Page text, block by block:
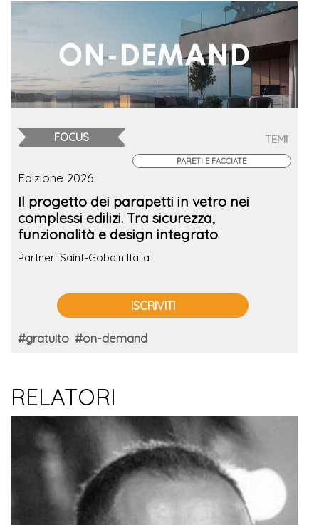
FOCUS TEMI
PARETI E FACCIATE
Edizione 2026
Il progetto dei parapetti in vetro nei
complessi edilizi. Tra sicurezza,
funzionalità e design integrato
Partner: Saint-Gobain Italia
ISCRIVITI
#gratuito #on-demand
RELATORI